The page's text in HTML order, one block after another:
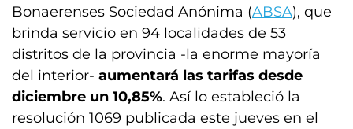
Bonaerenses Sociedad Anónima (ABSA), que
brinda servicio en 94 localidades de 53
distritos de la provincia -la enorme mayoría
del interior- aumentará las tarifas desde
diciembre un 10,85%. Así lo estableció la
resolución 1069 publicada este jueves en el